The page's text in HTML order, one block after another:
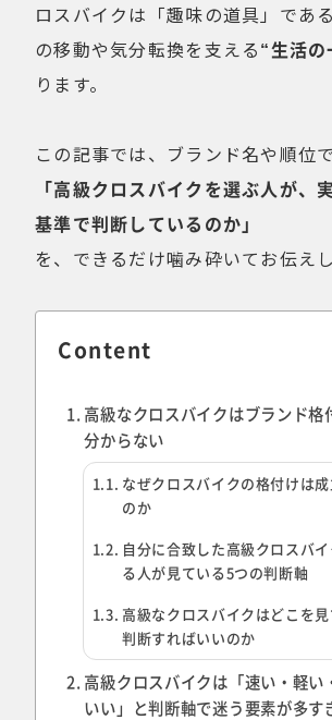
ロスバイクは「趣味の道具」であ
の移動や気分転換を支える“生活の
ります。
この記事では、ブランド名や順位
「高級クロスバイクを選ぶ人が、
基準で判断しているのか」
を、できるだけ噛み砕いてお伝えし
Content
高級なクロスバイクはブランド格
分からない
なぜクロスバイクの格付けは
のか
自分に合致した高級クロスバ
る人が見ている5つの判断軸
高級なクロスバイクはどこを
判断すればいいのか
高級クロスバイクは「速い・軽い
いい」と判断軸で迷う要素が多す